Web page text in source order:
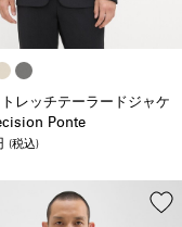
レッチテーラードジャケ
Ponte
(税込)